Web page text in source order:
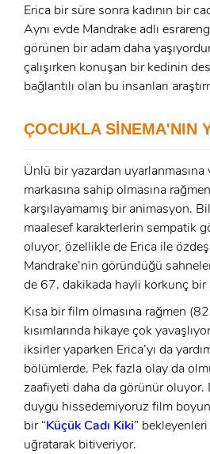
GIRIŞ
E-Posta:
Şifre:
Beni Hatırla
GIRIŞ
Ad Soyad:
E-Posta:
ÜYE OL
GIRIŞ
Erica bir süre sonra kadının bir
Aynı evde Mandrake adlı
görünen bir adam daha
çalışırken konuşan bir kedinin
bağlantılı olan bu insanları
ÇOCUKLA SİNEMA'NIN
Ünlü bir yazardan
markasına sahip olmasına
karşılayamamış bir animasyon.
maalesef karakterlerin sempatik
oluyor, özellikle de Erica ile
Mandrake’nin göründüğü
de 67. dakikada hayli korkunç bir
Kısa bir film olmasına rağmen
kısımlarında hikaye çok
iksirler yaparken Erica’yı da
bölümlerde. Pek fazla olay da
zaafiyeti daha da görünür
duygu hissedemiyoruz film
bir “Küçük Cadı Kiki” bekleyenleri
uğratarak bitiveriyor.